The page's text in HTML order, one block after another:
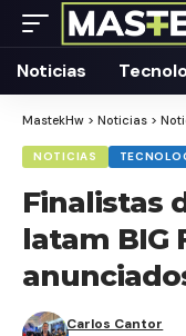
Noticias
MastekHw > Noticias >
NOTICIAS
Finalistas
latam BIG
Carlos Cantor